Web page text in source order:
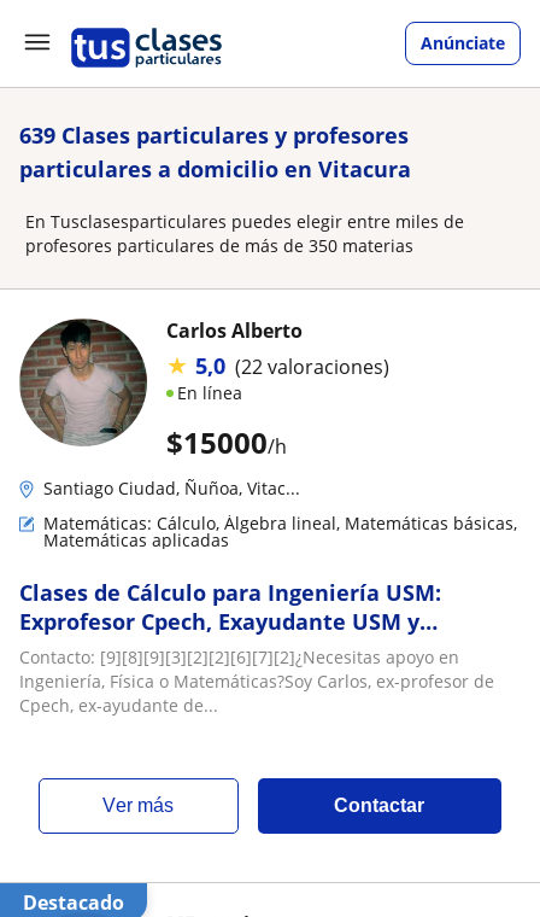
Anúnciate
639 Clases particulares y profesores
particulares a domicilio en Vitacura
En Tusclasesparticulares puedes elegir entre miles de
profesores particulares de más de 350 materias
$15000/h
Carlos Alberto
★ 5,0 (22 valoraciones)
En línea
Santiago Ciudad, Ñuñoa, Vitac...
Matemáticas: Cálculo, Álgebra lineal, Matemáticas básicas,
Matemáticas aplicadas
Clases de Cálculo para Ingeniería USM:
Exprofesor Cpech, Exayudante USM y
Entrenador Académico de Estudiantes
Contacto: [9][8][9][3][2][2][6][7][2]¿Necesitas apoyo en
Ingeniería, Física o Matemáticas?Soy Carlos, ex-profesor de
Cpech, ex-ayudante de...
ver más Contactar
Destacado